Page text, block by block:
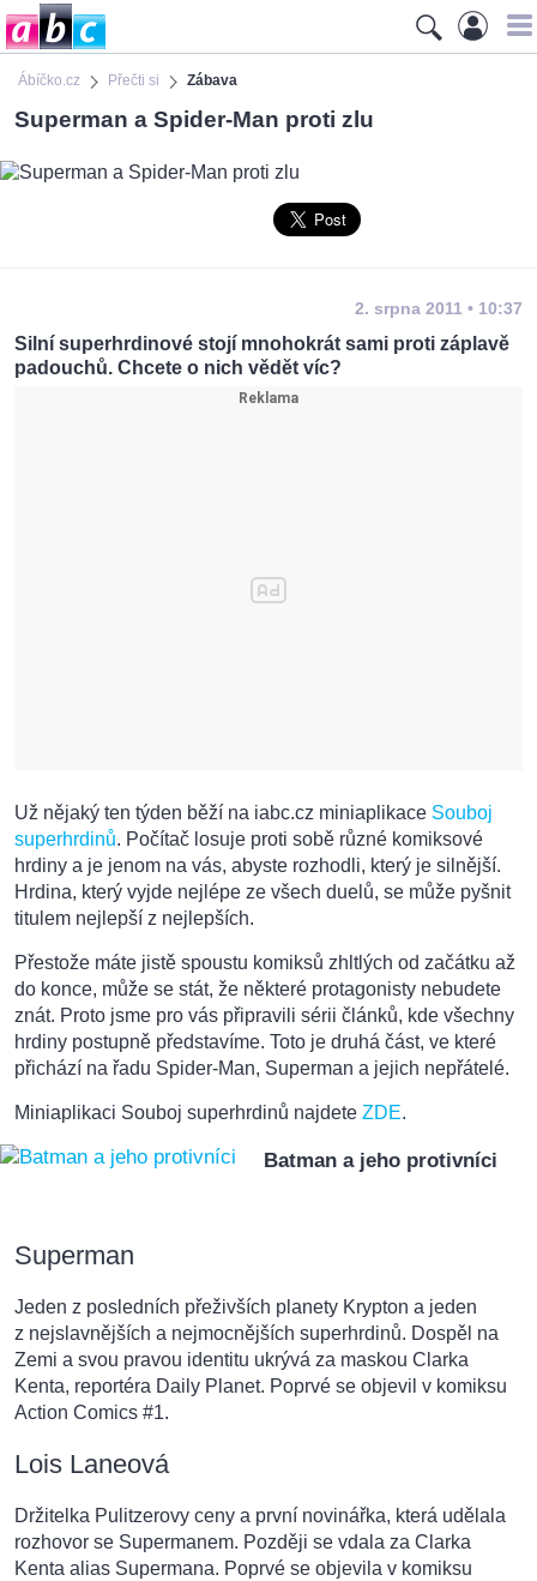
Ábíčko.cz Přečti si Zábava
Superman a Spider-Man proti zlu
2. srpna 2011 • 10:37
Silní superhrdinové stojí mnohokrát sami proti záplavě
padouchů. Chcete o nich vědět víc?
Už nějaký ten týden běží na iabc.cz miniaplikace Souboj
superhrdinů. Počítač losuje proti sobě různé komiksové
hrdiny a je jenom na vás, abyste rozhodli, který je silnější.
Hrdina, který vyjde nejlépe ze všech duelů, se může pyšnit
titulem nejlepší z nejlepších.
Přestože máte jistě spoustu komiksů zhltlých od začátku až
do konce, může se stát, že některé protagonisty nebudete
znát. Proto jsme pro vás připravili sérii článků, kde všechny
hrdiny postupně představíme. Toto je druhá část, ve které
přichází na řadu Spider-Man, Superman a jejich nepřátelé.
Miniaplikaci Souboj superhrdinů najdete ZDE.
Batman a jeho protivníci
Superman
Jeden z posledních přeživších planety Krypton a jeden
z nejslavnějších a nejmocnějších superhrdinů. Dospěl na
Zemi a svou pravou identitu ukrývá za maskou Clarka
Kenta, reportéra Daily Planet. Poprvé se objevil v komiksu
Action Comics #1.
Lois Laneová
Držitelka Pulitzerovy ceny a první novinářka, která udělala
rozhovor se Supermanem. Později se vdala za Clarka
Kenta alias Supermana. Poprvé se objevila v komiksu